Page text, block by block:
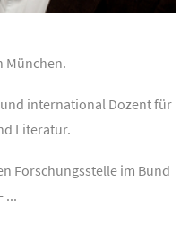
München.
international Dozent für
Literatur.
Forschungsstelle im Bund
...